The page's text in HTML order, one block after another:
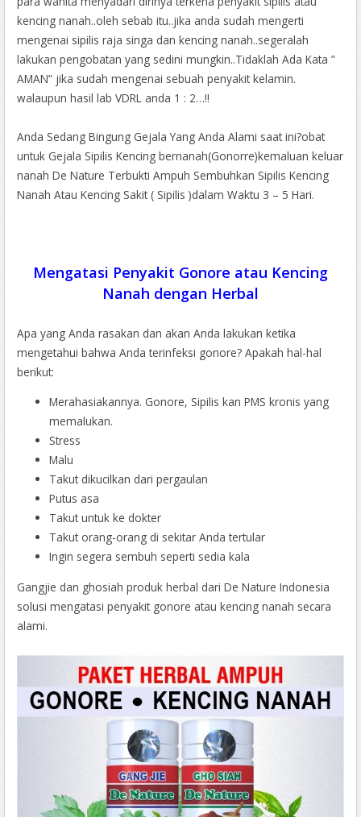
kencing nanah..oleh sebab itu..jika anda sudah mengerti
mengenai sipilis raja singa dan kencing nanah..segeralah
lakukan pengobatan yang sedini mungkin..Tidaklah Ada Kata ”
AMAN” jika sudah mengenai sebuah penyakit kelamin.
walaupun hasil lab VDRL anda 1 : 2…!!
Anda Sedang Bingung Gejala Yang Anda Alami saat ini?obat
untuk Gejala Sipilis Kencing bernanah(Gonorre)kemaluan keluar
nanah De Nature Terbukti Ampuh Sembuhkan Sipilis Kencing
Nanah Atau Kencing Sakit ( Sipilis )dalam Waktu 3 – 5 Hari.
Mengatasi Penyakit Gonore atau Kencing
Nanah dengan Herbal
Apa yang Anda rasakan dan akan Anda lakukan ketika
mengetahui bahwa Anda terinfeksi gonore? Apakah hal-hal
berikut:
Merahasiakannya. Gonore, Sipilis kan PMS kronis yang
memalukan.
Stress
Malu
Takut dikucilkan dari pergaulan
Putus asa
Takut untuk ke dokter
Takut orang-orang di sekitar Anda tertular
Ingin segera sembuh seperti sedia kala
Gangjie dan ghosiah produk herbal dari De Nature Indonesia
solusi mengatasi penyakit gonore atau kencing nanah secara
alami.